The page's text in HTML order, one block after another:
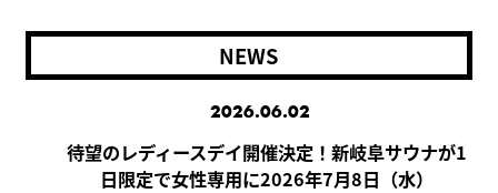
NEWS
2026.06.02
待望のレディースデイ開催決定！新岐阜サウナが1
日限定で女性専用に2026年7月8日（水）